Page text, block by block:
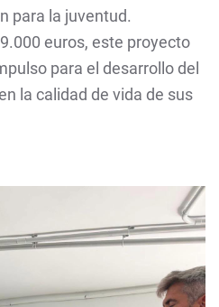
para la juventud.
euros, este proyecto
para el desarrollo del
la calidad de vida de sus